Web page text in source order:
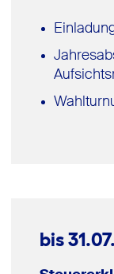
bis 31.07.